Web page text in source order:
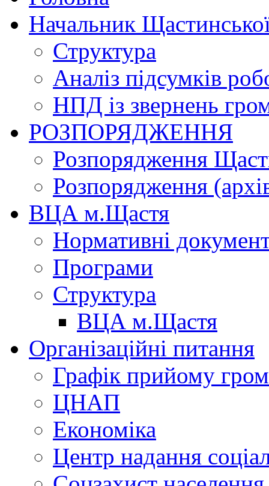
Начальник
Структура
Аналіз підсумків
НПД із звернень
РОЗПОРЯДЖЕННЯ
Розпорядження
Розпорядження
ВЦА м.Щастя
Нормативні
Програми
Структура
ВЦА м.Щастя
Організаційні питання
Графік прийому
ЦНАП
Економіка
Центр надання